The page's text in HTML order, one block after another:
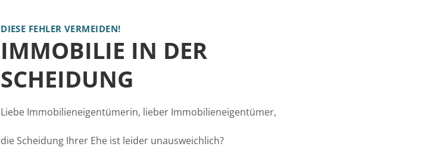
DIESE FEHLER VERMEIDEN!
IMMOBILIE IN DER
SCHEIDUNG
Liebe Immobilieneigentümerin, lieber Immobilieneigentümer,
die Scheidung Ihrer Ehe ist leider unausweichlich?